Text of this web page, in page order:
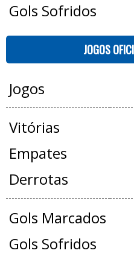
Gols Sofridos
JOGOS
Jogos
Vitórias
Empates
Derrotas
Gols Marcados
Gols Sofridos